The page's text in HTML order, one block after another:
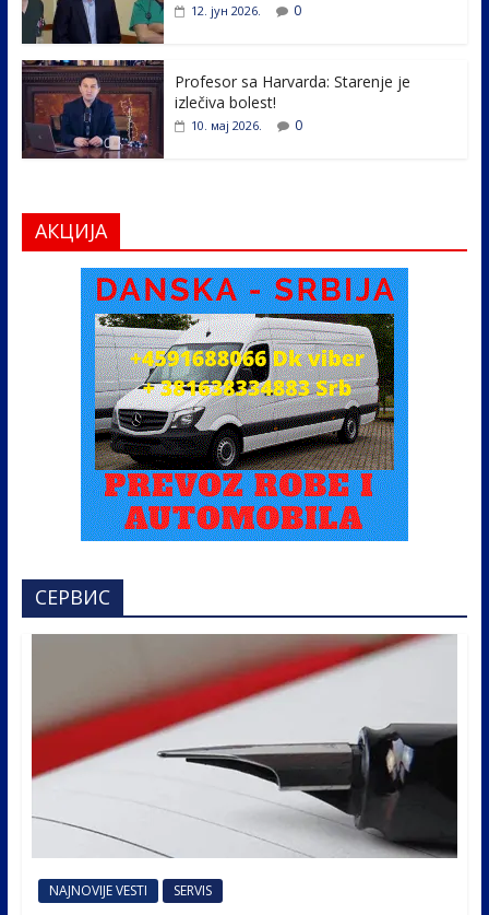
12. јун 2026. 0
Profesor sa Harvarda: Starenje je
izlečiva bolest!
10. мај 2026. 0
АКЦИЈА
СЕРВИС
NAJNOVIJE VESTI SERVIS